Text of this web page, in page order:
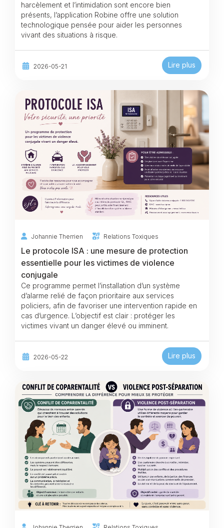
harcèlement et l’intimidation sont encore bien
présents, l’application Robine offre une solution
technologique pensée pour aider les personnes
vivant des situations à risque.
2026-05-21 Lire plus
Johannie Therrien Relations Toxiques
Le protocole ISA : une mesure de protection
essentielle pour les victimes de violence
conjugale
Ce programme permet l’installation d’un système
d’alarme relié de façon prioritaire aux services
policiers, afin de favoriser une intervention rapide en
cas d’urgence. L’objectif est clair : protéger les
victimes vivant un danger élevé ou imminent.
2026-05-22 Lire plus